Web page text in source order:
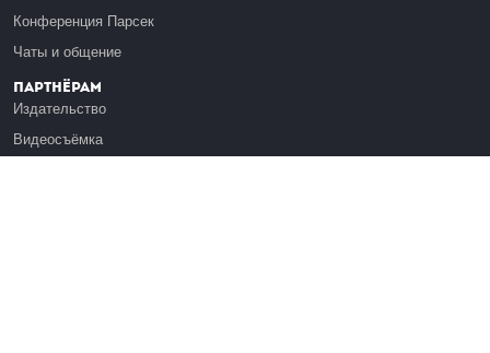
Конференция Парсек
Чаты и общение
Партнёрам
Издательство
Видеосъёмка